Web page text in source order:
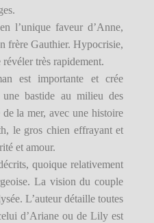
l’unique faveur d’Anne,
frère Gauthier. Hypocrisie,
très rapidement.
est importante et crée
bastide au milieu des
la mer, avec une histoire
le gros chien effrayant et
et amour.
quoique relativement
La vision du couple
L’auteur détaille toutes
d’Ariane ou de Lily est